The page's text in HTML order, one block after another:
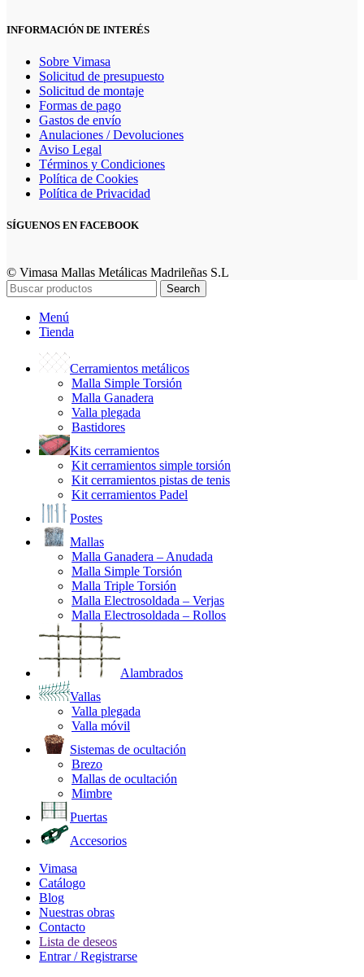
INFORMACIÓN DE INTERÉS
Sobre Vimasa
Solicitud de presupuesto
Solicitud de montaje
Formas de pago
Gastos de envío
Anulaciones / Devoluciones
Aviso Legal
Términos y Condiciones
Política de Cookies
Política de Privacidad
SÍGUENOS EN FACEBOOK
© Vimasa Mallas Metálicas Madrileñas S.L
Search
Menú
Tienda
Cerramientos metálicos
Malla Simple Torsión
Malla Ganadera
Valla plegada
Bastidores
Kits cerramientos
Kit cerramientos simple torsión
Kit cerramientos pistas de tenis
Kit cerramientos Padel
Postes
Mallas
Malla Ganadera – Anudada
Malla Simple Torsión
Malla Triple Torsión
Malla Electrosoldada – Verjas
Malla Electrosoldada – Rollos
Alambrados
Vallas
Valla plegada
Valla móvil
Sistemas de ocultación
Brezo
Mallas de ocultación
Mimbre
Puertas
Accesorios
Vimasa
Catálogo
Blog
Nuestras obras
Contacto
Lista de deseos
Entrar / Registrarse